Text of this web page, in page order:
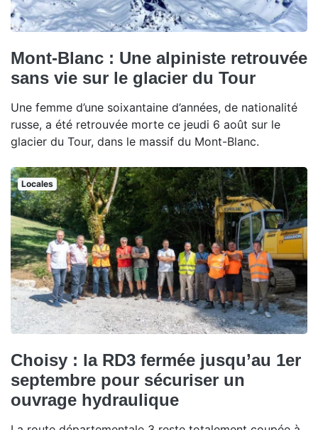
Mont-Blanc : Une alpiniste retrouvée
sans vie sur le glacier du Tour
Une femme d’une soixantaine d’années, de nationalité
russe, a été retrouvée morte ce jeudi 6 août sur le
glacier du Tour, dans le massif du Mont-Blanc.
Locales
Choisy : la RD3 fermée jusqu’au 1er
septembre pour sécuriser un
ouvrage hydraulique